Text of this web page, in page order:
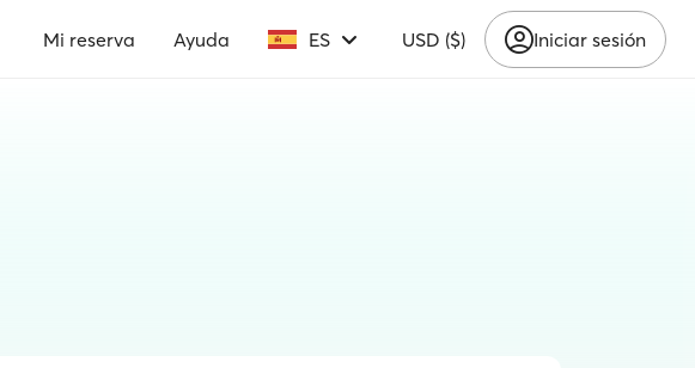
Mi reserva Ayuda ES USD ($) Iniciar sesión